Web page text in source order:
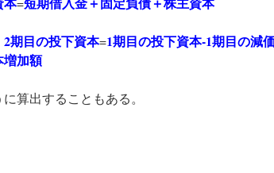
2期目の投下資本=1期目の投下資本-1期目の減
増加額
算出することもある。